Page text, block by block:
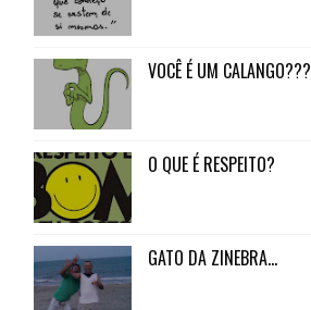
VOCÊ É UM CALANGO???
O QUE É RESPEITO?
GATO DA ZINEBRA...